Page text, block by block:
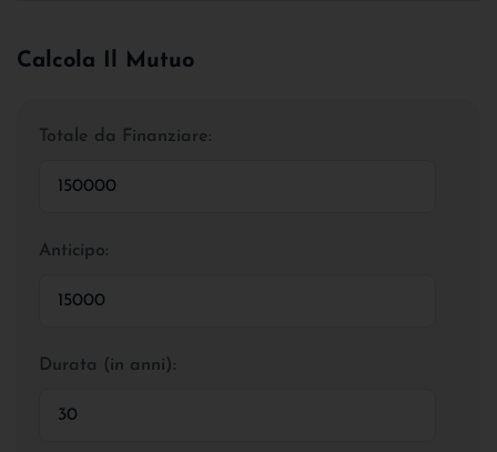
Calcola Il Mutuo
Totale da Finanziare:
Anticipo:
Durata (in anni):